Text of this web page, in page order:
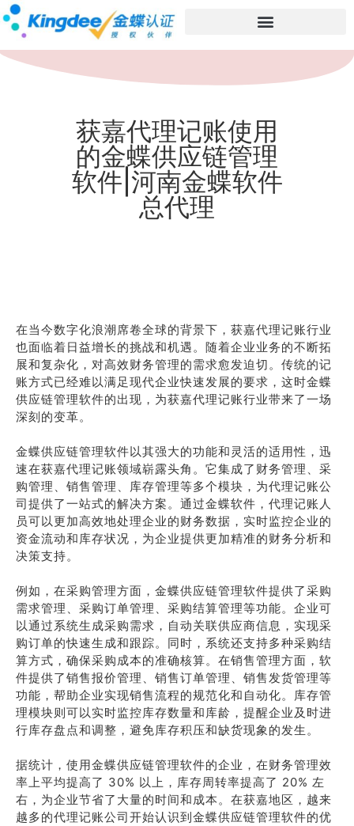
获嘉代理记账使用
的金蝶供应链管理
软件|河南金蝶软件
总代理
在当今数字化浪潮席卷全球的背景下，获嘉代理记账行业
也面临着日益增长的挑战和机遇。随着企业业务的不断拓
展和复杂化，对高效财务管理的需求愈发迫切。传统的记
账方式已经难以满足现代企业快速发展的要求，这时金蝶
供应链管理软件的出现，为获嘉代理记账行业带来了一场
深刻的变革。
金蝶供应链管理软件以其强大的功能和灵活的适用性，迅
速在获嘉代理记账领域崭露头角。它集成了财务管理、采
购管理、销售管理、库存管理等多个模块，为代理记账公
司提供了一站式的解决方案。通过金蝶软件，代理记账人
员可以更加高效地处理企业的财务数据，实时监控企业的
资金流动和库存状况，为企业提供更加精准的财务分析和
决策支持。
例如，在采购管理方面，金蝶供应链管理软件提供了采购
需求管理、采购订单管理、采购结算管理等功能。企业可
以通过系统生成采购需求，自动关联供应商信息，实现采
购订单的快速生成和跟踪。同时，系统还支持多种采购结
算方式，确保采购成本的准确核算。在销售管理方面，软
件提供了销售报价管理、销售订单管理、销售发货管理等
功能，帮助企业实现销售流程的规范化和自动化。库存管
理模块则可以实时监控库存数量和库龄，提醒企业及时进
行库存盘点和调整，避免库存积压和缺货现象的发生。
据统计，使用金蝶供应链管理软件的企业，在财务管理效
率上平均提高了 30% 以上，库存周转率提高了 20% 左
右，为企业节省了大量的时间和成本。在获嘉地区，越来
越多的代理记账公司开始认识到金蝶供应链管理软件的优